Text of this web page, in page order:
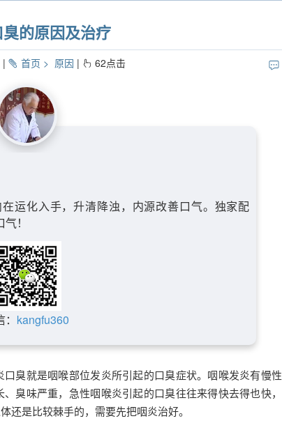
的原因及治疗
首页 原因 62点击
运化入手，升清降浊，内源改善口气。独家配
！
kangfu360
臭就是咽喉部位发炎所引起的口臭症状。咽喉发炎有慢性
臭味严重，急性咽喉炎引起的口臭往往来得快去得也快，
还是比较棘手的，需要先把咽炎治好。